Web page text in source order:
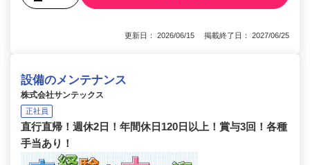
更新日： 2026/06/15 掲載終了日： 2027/06/25
設備のメンテナンス
株式会社サンテックス
正社員
直行直帰！週休2日！年間休日120日以上！賞与3回！各種
手当あり！